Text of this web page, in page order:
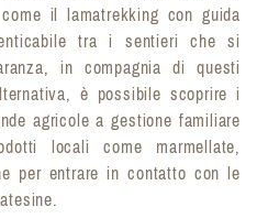
il lamatrekking con guida
tra i sentieri che si
in compagnia di questi
è possibile scoprire i
agricole a gestione familiare
locali come marmellate,
per entrare in contatto con le